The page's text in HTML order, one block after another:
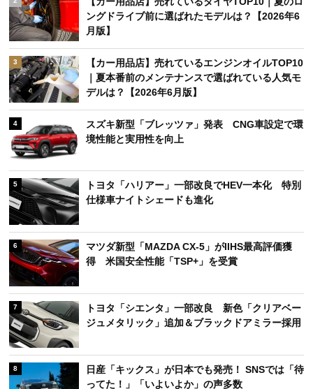
ングドライブ前に選ばれたモデルは？【2026年6
月版】
3
【カー用品店】売れているエンジンオイルTOP10
｜夏本番前のメンテナンスで選ばれている人気モ
デルは？【2026年6月版】
4
スズキ新型「ブレッツァ」発表 CNG車設定で環
境性能と実用性を向上
5
トヨタ「ハリアー」一部改良でHEV一本化 特別
仕様車ナイトシェードも進化
6
マツダ新型「MAZDA CX-5」がIIHS最高評価獲
得 米国安全性能「TSP+」を受賞
7
トヨタ「シエンタ」一部改良 新色「クリアベー
ジュメタリック」追加＆ブラックドアミラー採用
8
日産「キックス」が日本でも発売！ SNSでは「待
ってた！」「いよいよか」の声多数